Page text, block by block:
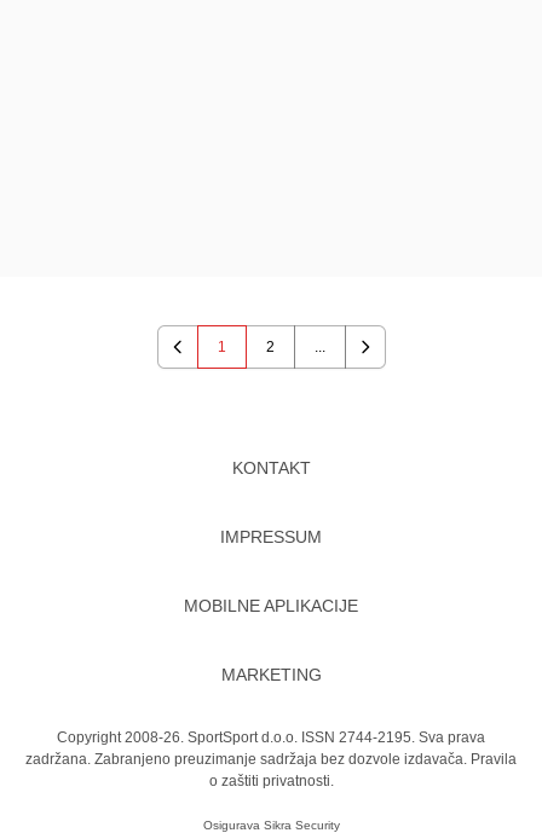
Previous
1 2 ...
Next
KONTAKT
IMPRESSUM
MOBILNE APLIKACIJE
MARKETING
Copyright 2008-26. SportSport d.o.o. ISSN 2744-2195. Sva prava
zadržana. Zabranjeno preuzimanje sadržaja bez dozvole izdavača. Pravila
o zaštiti privatnosti.
Osigurava Sikra Security